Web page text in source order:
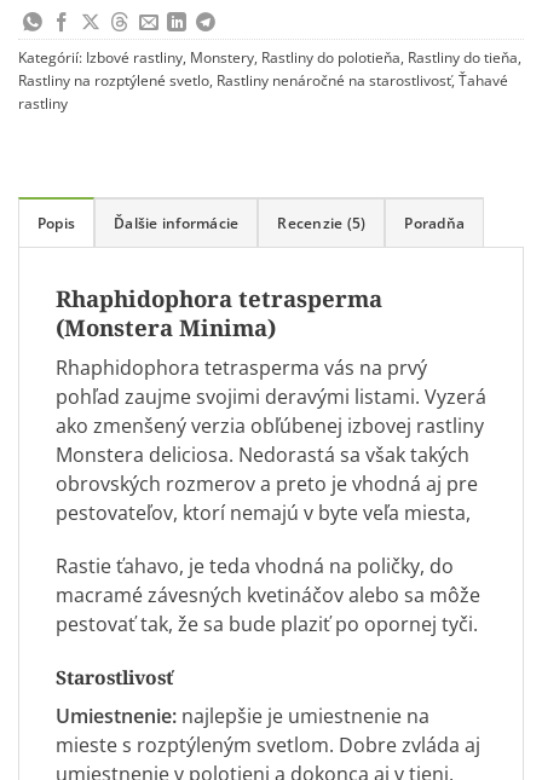
Kategórií: Izbové rastliny, Monstery, Rastliny do polotieňa, Rastliny do tieňa,
Rastliny na rozptýlené svetlo, Rastliny nenáročné na starostlivosť, Ťahavé
rastliny
Popis Ďalšie informácie Recenzie (5) Poradňa
Rhaphidophora tetrasperma
(Monstera Minima)
Rhaphidophora tetrasperma vás na prvý
pohľad zaujme svojimi deravými listami. Vyzerá
ako zmenšený verzia obľúbenej izbovej rastliny
Monstera deliciosa. Nedorastá sa však takých
obrovských rozmerov a preto je vhodná aj pre
pestovateľov, ktorí nemajú v byte veľa miesta,
Rastie ťahavo, je teda vhodná na poličky, do
macramé závesných kvetináčov alebo sa môže
pestovať tak, že sa bude plaziť po opornej tyči.
Starostlivosť
Umiestnenie: najlepšie je umiestnenie na
mieste s rozptýleným svetlom. Dobre zvláda aj
umiestnenie v polotieni a dokonca aj v tieni.